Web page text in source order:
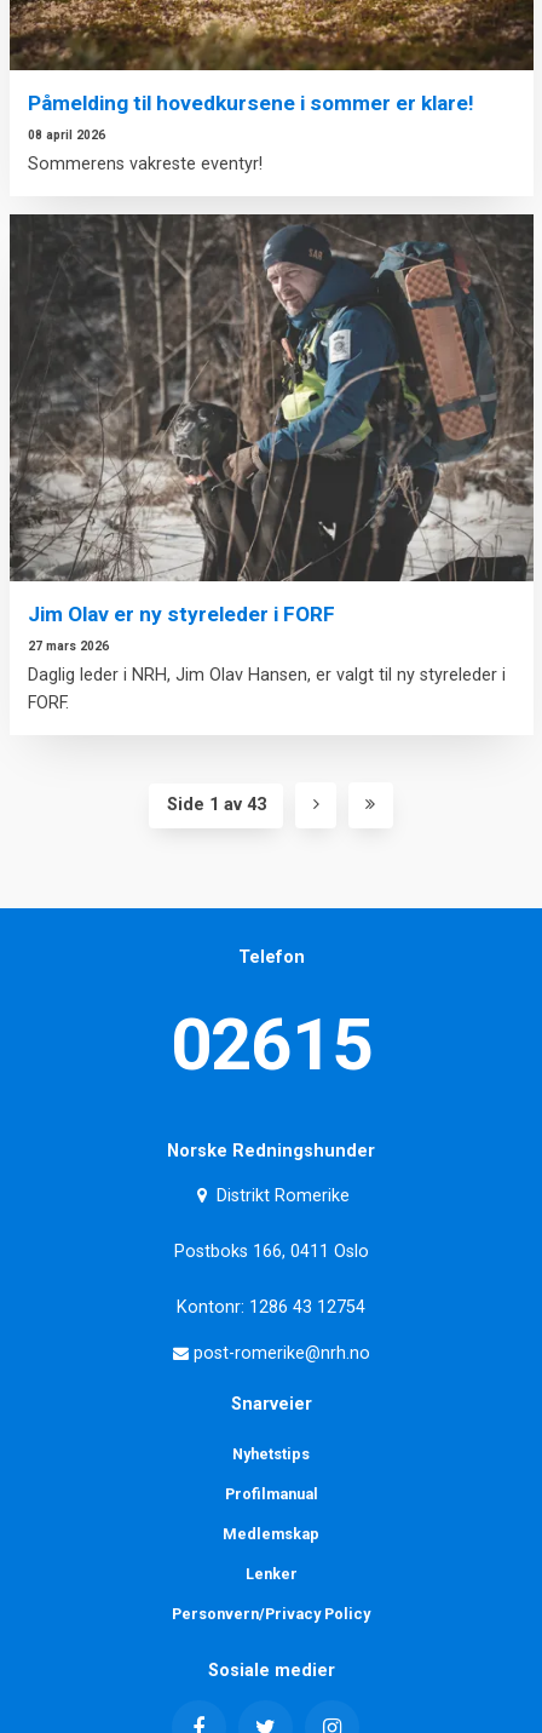
Påmelding til hovedkursene i sommer er klare!
08 april 2026
Sommerens vakreste eventyr!
Jim Olav er ny styreleder i FORF
27 mars 2026
Daglig leder i NRH, Jim Olav Hansen, er valgt til ny styreleder i
FORF.
Side 1 av 43
Telefon
02615
Norske Redningshunder
Distrikt Romerike
Postboks 166, 0411 Oslo
Kontonr: 1286 43 12754
post-romerike@nrh.no
Snarveier
Nyhetstips
Profilmanual
Medlemskap
Lenker
Personvern/Privacy Policy
Sosiale medier